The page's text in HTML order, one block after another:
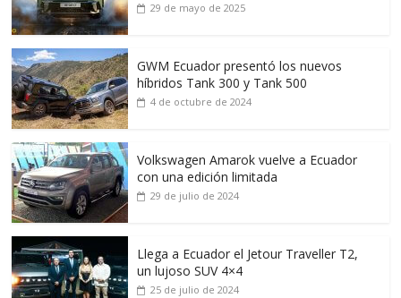
29 de mayo de 2025
GWM Ecuador presentó los nuevos
híbridos Tank 300 y Tank 500
4 de octubre de 2024
Volkswagen Amarok vuelve a Ecuador
con una edición limitada
29 de julio de 2024
Llega a Ecuador el Jetour Traveller T2,
un lujoso SUV 4×4
25 de julio de 2024